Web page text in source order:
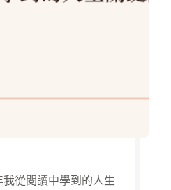
我從閱讀中學到的人生